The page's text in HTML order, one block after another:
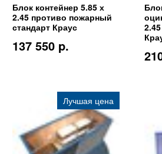
Блок контейнер 5.85 х
2.45 противо пожарный
стандарт Краус
137 550 p.
Лучшая цена